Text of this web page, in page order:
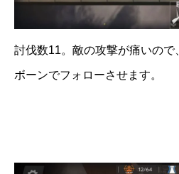
討伐数11。敵の攻撃が痛いの
ボーンでフォローさせます。